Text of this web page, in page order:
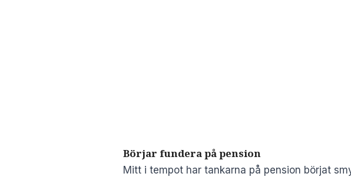
Börjar fundera på pension
Mitt i tempot har tankarna på pension börjat